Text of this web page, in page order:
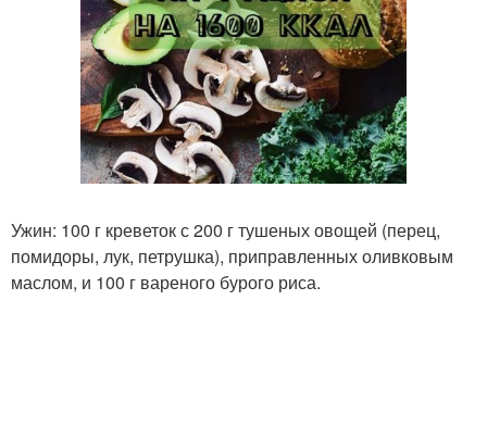
Ужин: 100 г креветок с 200 г тушеных овощей (перец,
помидоры, лук, петрушка), приправленных оливковым
маслом, и 100 г вареного бурого риса.